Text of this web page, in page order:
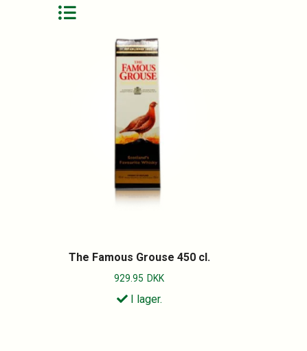
The Famous Grouse 450 cl.
929.95 DKK
I lager.